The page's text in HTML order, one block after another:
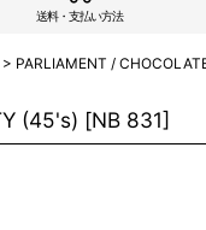
送料・支払い方法
> PARLIAMENT /
(45's) [NB 831]